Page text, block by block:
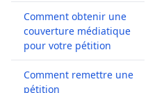
Comment obtenir une
couverture médiatique
pour votre pétition
Comment remettre une
pétition